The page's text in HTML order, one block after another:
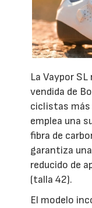
La Vaypor
vendida de
ciclistas
emplea una
fibra de
garantiza
reducido de
(talla 42).
El modelo